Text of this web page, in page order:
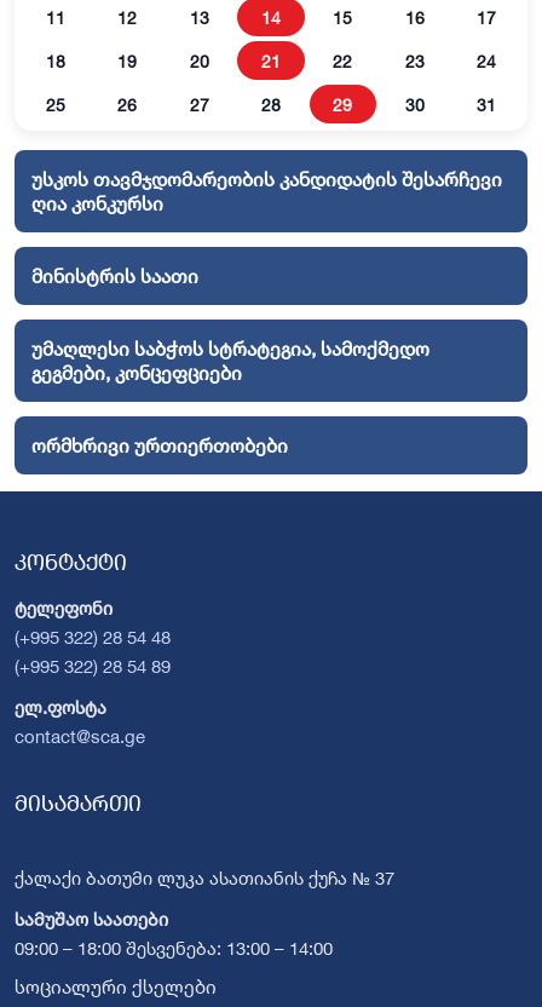
11 12 13 14 15 16 17
18 19 20 21 22 23 24
25 26 27 28 29 30 31
უსკოს თავმჯდომარეობის კანდიდატის შესარჩევი
ღია კონკურსი
მინისტრის საათი
უმაღლესი საბჭოს სტრატეგია, სამოქმედო
გეგმები, კონცეფციები
ორმხრივი ურთიერთობები
კონტაქტი
ტელეფონი
(+995 322) 28 54 48
(+995 322) 28 54 89
ელ.ფოსტა
contact@sca.ge
მისამართი
ქალაქი ბათუმი ლუკა ასათიანის ქუჩა № 37
სამუშაო საათები
09:00 – 18:00 შესვენება: 13:00 – 14:00
სოციალური ქსელები